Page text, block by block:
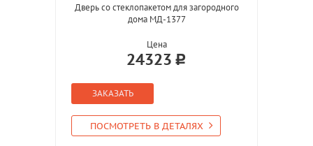
Дверь со стеклопакетом для загородного
дома МД-1377
Цена
24323
ЗАКАЗАТЬ
ПОСМОТРЕТЬ В ДЕТАЛЯХ